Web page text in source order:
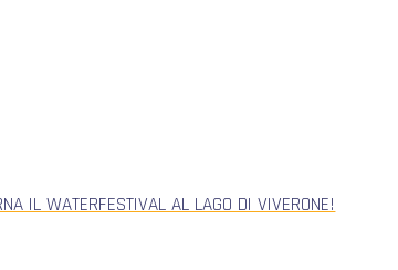
IL WATERFESTIVAL AL LAGO DI VIVERONE!